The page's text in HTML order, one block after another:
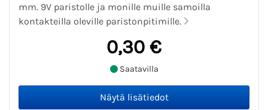
mm. 9V paristolle ja monille muille samoilla
kontakteilla oleville paristonpitimille.
0,30 €
Saatavilla